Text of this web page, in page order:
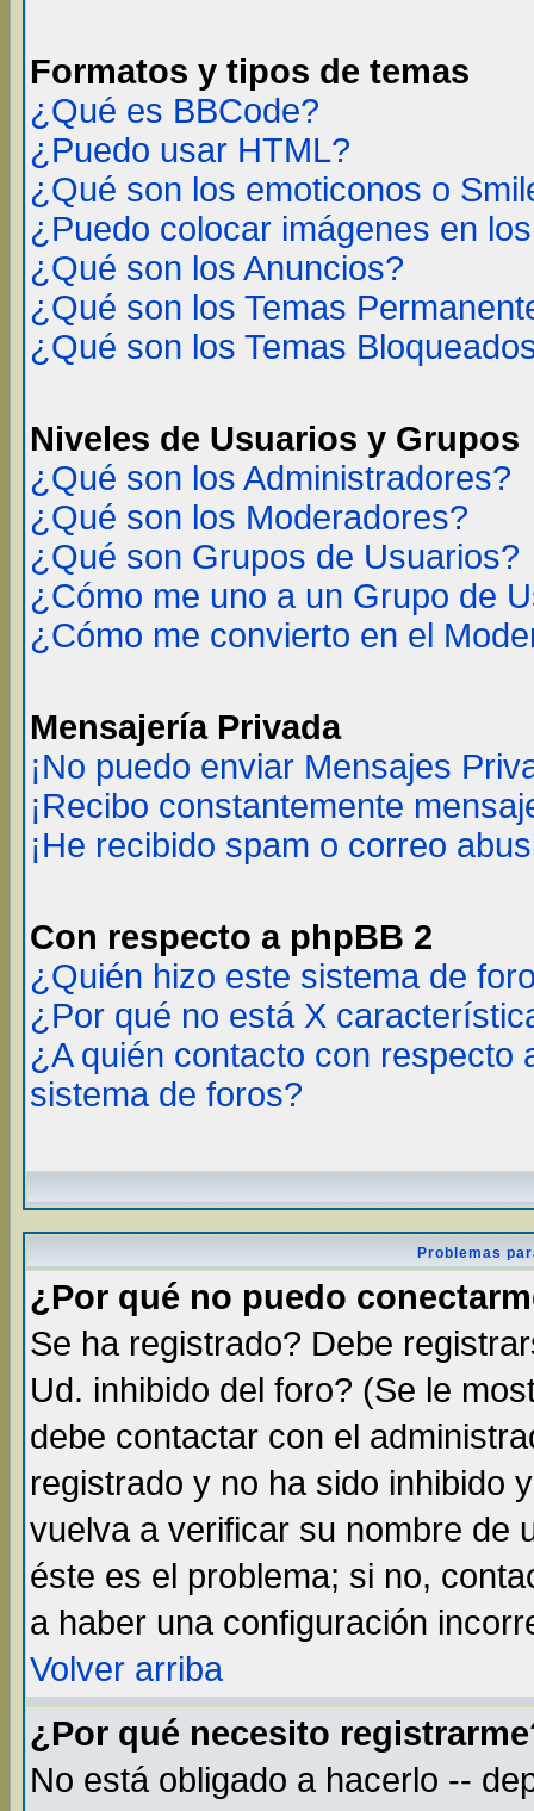
Formatos y tipos de temas
¿Qué es BBCode?
¿Puedo usar HTML?
¿Qué son los emoticonos o
¿Puedo colocar imágenes en
¿Qué son los Anuncios?
¿Qué son los Temas
¿Qué son los Temas
Niveles de Usuarios y Grupos
¿Qué son los Administradores?
¿Qué son los Moderadores?
¿Qué son Grupos de Usuarios?
¿Cómo me uno a un Grupo de
¿Cómo me convierto en el
Mensajería Privada
¡No puedo enviar Mensajes
¡Recibo constantemente
¡He recibido spam o correo
Con respecto a phpBB 2
¿Quién hizo este sistema de
¿Por qué no está X
¿A quién contacto con respecto
sistema de foros?
Problemas
¿Por qué no puedo
Se ha registrado? Debe
Ud. inhibido del foro? (Se le
debe contactar con el
registrado y no ha sido inhibido
vuelva a verificar su nombre de
éste es el problema; si no,
a haber una configuración
Volver arriba
¿Por qué necesito
No está obligado a hacerlo --